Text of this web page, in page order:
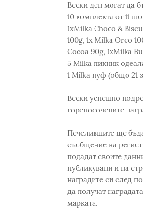
Всеки ден могат да
10 комплекта от 11
1xMilka Choco &
100g, 1x Milka Oreo
Cocoa 90g, 1xMilka
5 Milka пикник
1 Milka пуф (общо 21
Всеки успешно
горепосочените
Печелившите ще
съобщение на
подадат своите
публикувани и на
наградите си след
да получат
марката.